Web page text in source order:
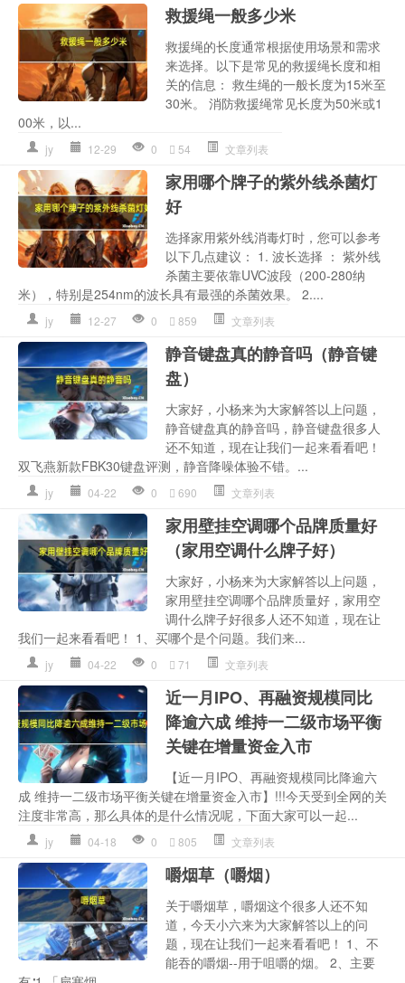
救援绳一般多少米
救援绳的长度通常根据使用场景和需求
来选择。以下是常见的救援绳长度和相
关的信息： 救生绳的一般长度为15米至
30米。 消防救援绳常见长度为50米或1
00米，以...
jy 12-29 0 54 文章列表
家用哪个牌子的紫外线杀菌灯
好
选择家用紫外线消毒灯时，您可以参考
以下几点建议： 1. 波长选择 ： 紫外线
杀菌主要依靠UVC波段（200-280纳
米），特别是254nm的波长具有最强的杀菌效果。 2....
jy 12-27 0 859 文章列表
静音键盘真的静音吗（静音键
盘）
大家好，小杨来为大家解答以上问题，
静音键盘真的静音吗，静音键盘很多人
还不知道，现在让我们一起来看看吧！
双飞燕新款FBK30键盘评测，静音降噪体验不错。...
jy 04-22 0 690 文章列表
家用壁挂空调哪个品牌质量好
（家用空调什么牌子好）
大家好，小杨来为大家解答以上问题，
家用壁挂空调哪个品牌质量好，家用空
调什么牌子好很多人还不知道，现在让
我们一起来看看吧！ 1、买哪个是个问题。我们来...
jy 04-22 0 71 文章列表
近一月IPO、再融资规模同比
降逾六成 维持一二级市场平衡
关键在增量资金入市
【近一月IPO、再融资规模同比降逾六
成 维持一二级市场平衡关键在增量资金入市】!!!今天受到全网的关
注度非常高，那么具体的是什么情况呢，下面大家可以一起...
jy 04-18 0 805 文章列表
嚼烟草（嚼烟）
关于嚼烟草，嚼烟这个很多人还不知
道，今天小六来为大家解答以上的问
题，现在让我们一起来看看吧！ 1、不
能吞的嚼烟--用于咀嚼的烟。 2、主要